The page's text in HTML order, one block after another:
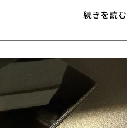
続きを読む